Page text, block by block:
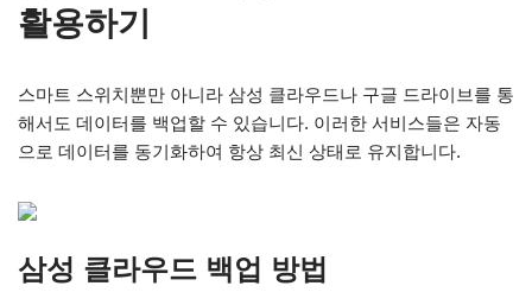
활용하기
스마트 스위치뿐만 아니라 삼성 클라우드나 구글 드라이브를 통
해서도 데이터를 백업할 수 있습니다. 이러한 서비스들은 자동
으로 데이터를 동기화하여 항상 최신 상태로 유지합니다.
삼성 클라우드 백업 방법